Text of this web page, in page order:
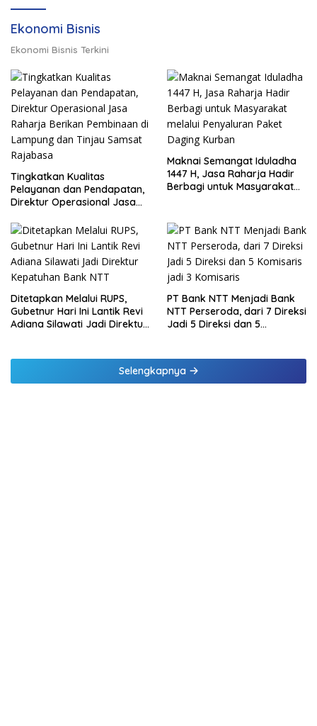
Ekonomi Bisnis
Ekonomi Bisnis Terkini
Tingkatkan Kualitas
Pelayanan dan Pendapatan,
Direktur Operasional Jasa
di Lampung dan Tinjau
Samsat Rajabasa
Maknai Semangat Iduladha
1447 H, Jasa Raharja Hadir
Berbagi untuk Masyarakat
Ditetapkan Melalui RUPS,
Gubetnur Hari Ini Lantik Revi
Adiana Silawati Jadi Direktur
PT Bank NTT Menjadi Bank
NTT Perseroda, dari 7 Direksi
Jadi 5 Direksi dan 5
Selengkapnya